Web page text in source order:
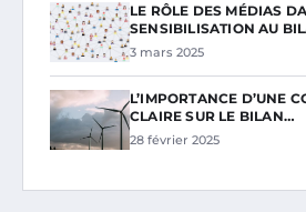
LE RÔLE DES MÉDIAS
SENSIBILISATION AU
3 mars 2025
L’IMPORTANCE D’UNE
CLAIRE SUR LE BILAN…
28 février 2025